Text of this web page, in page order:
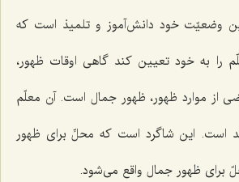
این وضعیّت خود دانش‌آموز و تلمیذ است که
را به خود تعیین کند گاهی اوقات ظهور،
از موارد ظهور، ظهور جمال است. آن معلّم
است. این شاگرد است که محلِّ برای ظهور
برای ظهور جمال واقع می‌شود.